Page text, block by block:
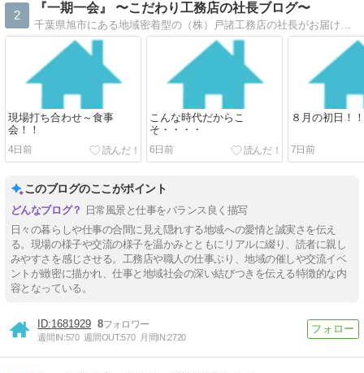
2
『一期一会』 〜こだわり工務店の社長ブログ〜
千葉県旭市にある地域密着型の（株）戸諸工務店の社長がお届けする毎日の奔走日記です。お客様の為にニシヘヒガシヘ全力で頑張ってます＾＾！
現場打ち合わせ～食事
会！！
4日前
こんな時代だからこ
そ・・・・
6日前
８月の初日！！
7日前
このブログのここがポイント
日常風景と仕事をバランス良く描写
日々の暮らしや仕事の合間に見え隠れする地域への愛情と誠実さを伝え
る。現場の様子や交流の様子を温かみとともにリアルに綴り、読者に親し
みやすさを感じさせる。工務店や職人の仕事ぶり、地域の催しや交流イベ
ントが緻密に描かれ、仕事と地域社会の深い結びつきを伝える特徴的な内
容となっている。
1681929 8
週間IN:570 週間OUT:570 月間IN:2720